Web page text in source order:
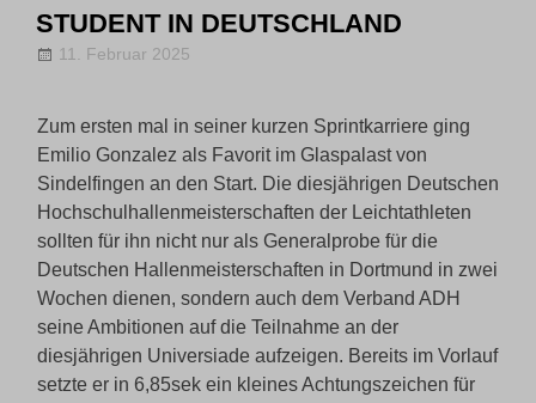
STUDENT IN DEUTSCHLAND
11. Februar 2025
Zum ersten mal in seiner kurzen Sprintkarriere ging
Emilio Gonzalez als Favorit im Glaspalast von
Sindelfingen an den Start. Die diesjährigen Deutschen
Hochschulhallenmeisterschaften der Leichtathleten
sollten für ihn nicht nur als Generalprobe für die
Deutschen Hallenmeisterschaften in Dortmund in zwei
Wochen dienen, sondern auch dem Verband ADH
seine Ambitionen auf die Teilnahme an der
diesjährigen Universiade aufzeigen. Bereits im Vorlauf
setzte er in 6,85sek ein kleines Achtungszeichen für